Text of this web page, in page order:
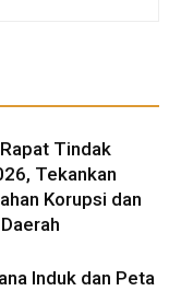
Tindak
Tekankan
Korupsi dan
Induk dan Peta